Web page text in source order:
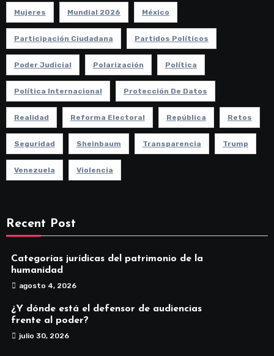
Mujeres Mundial 2026 México
Participación Ciudadana Partidos Políticos
Poder Judicial Polarización Política
Política Internacional Protección De Datos
Realidad Reforma Electoral República Retos
Seguridad Sheinbaum Transparencia Trump
Venezuela Violencia
Recent Post
Categorías jurídicas del patrimonio de la
humanidad
agosto 4, 2026
¿Y dónde está el defensor de audiencias
frente al poder?
julio 30, 2026